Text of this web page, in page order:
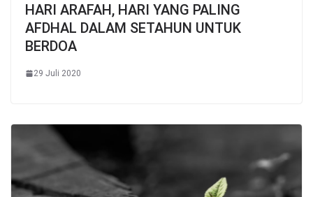
HARI ARAFAH, HARI YANG PALING
AFDHAL DALAM SETAHUN UNTUK
BERDOA
29 Juli 2020